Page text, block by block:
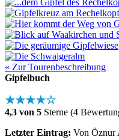
« Zur Tourenbeschreibung
Gipfelbuch
★★★★☆
4,3 von 5 Sterne (4
Letzter Eintrag: Von Öznur